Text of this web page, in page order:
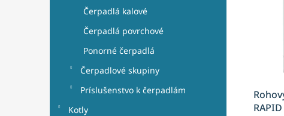
Čerpadlá kalové
Čerpadlá povrchové
Ponorné čerpadlá
Čerpadlové skupiny
Príslušenstvo k čerpadlám
Kotly